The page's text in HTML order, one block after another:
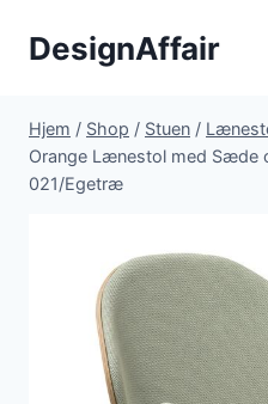
DesignAffair
Hjem / Shop / Stuen /
Orange Lænestol med Sæde
021/Egetræ